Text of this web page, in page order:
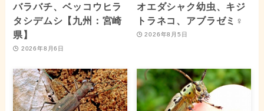
バラバチ、ベッコウヒラ
タシデムシ【九州：宮崎
県】
2026年8月6日
オエダシャク幼虫、キジ
トラネコ、アブラゼミ♀
2026年8月5日